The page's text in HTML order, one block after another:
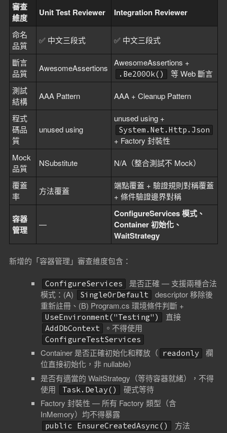
審查
維度
Unit Test Reviewer Integration Reviewer
命名
品質
✅ 中文三段式 ✅ 中文三段式
斷言
品質
AwesomeAssertions
AwesomeAssertions +
.Be200Ok()
等 Web 斷言
測試
結構
AAA Pattern AAA + Cleanup Pattern
程式
碼品
質
unused using
unused using +
System.Net.Http.Json
+ Factory 封裝性
Mock
品質
NSubstitute N/A（整合測試不 Mock）
覆蓋
率
方法覆蓋
端點覆蓋 + 驗證規則對稱覆蓋
+ 條件驗證邊界對稱
容器
管理
—
ConfigureServices 模式、
Container 初始化、
WaitStrategy
新增的「容器管理」審查維度包含：
ConfigureServices
是否正確 — 支援兩種合法
模式：(A)
SingleOrDefault
descriptor 移除後
重新註冊、(B) Program.cs 環境條件判斷 +
UseEnvironment("Testing") 直接
AddDbContext 。不得使用
ConfigureTestServices
Container 是否正確初始化和釋放（ readonly
欄
位直接初始化，非 nullable）
是否有適當的 WaitStrategy（等待容器就緒），不得
使用
Task.Delay()
硬式等待
Factory 封裝性 — 所有 Factory 類型（含
InMemory）均不得暴露
public EnsureCreatedAsync()
方法